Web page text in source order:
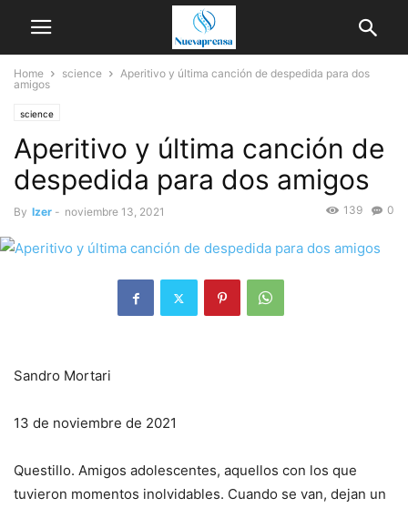
Home science
Aperitivo y última canción de despedida para dos
amigos
science
Aperitivo y última canción de
despedida para dos amigos
By Izer - noviembre 13, 2021 0
139
Sandro Mortari
13 de noviembre de 2021
Questillo. Amigos adolescentes, aquellos con los que
tuvieron momentos inolvidables. Cuando se van, dejan un